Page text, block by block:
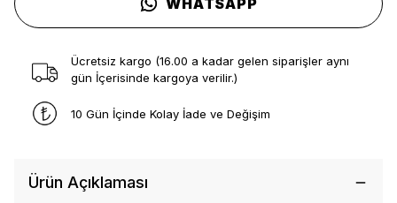
WHATSAPP
Ücretsiz kargo (16.00 a kadar gelen siparişler aynı
gün İçerisinde kargoya verilir.)
10 Gün İçinde Kolay İade ve Değişim
Ürün Açıklaması